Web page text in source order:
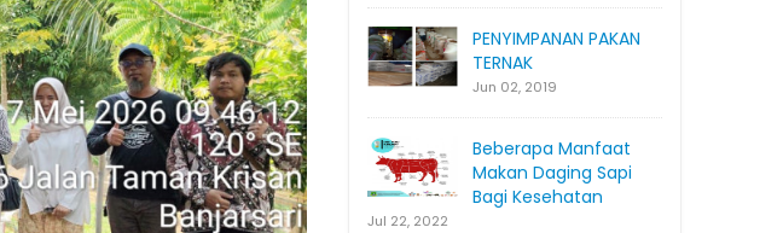
PENYIMPANAN PAKAN
TERNAK
Jun 02, 2019
Beberapa Manfaat
Makan Daging Sapi
Bagi Kesehatan
Jul 22, 2022